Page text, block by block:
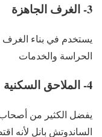
3- الغرف الجاهزة
يستخدم في بناء الغرف
الحراسة والخدمات
4- الملاحق السكنية
يفضل الكثير من أصحاب
الساندوتش بانل لأنه